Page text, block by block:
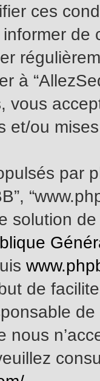
ces
à
vous
et/ou
par
solution
de
nous